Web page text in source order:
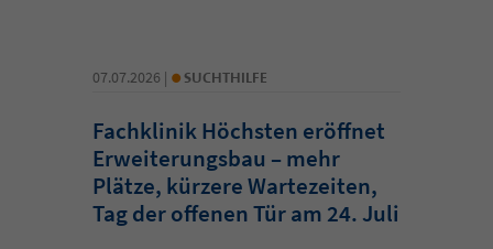
07.07.2026 | • SUCHTHILFE
Fachklinik Höchsten eröffnet
Erweiterungsbau – mehr
Plätze, kürzere Wartezeiten,
Tag der offenen Tür am 24. Juli